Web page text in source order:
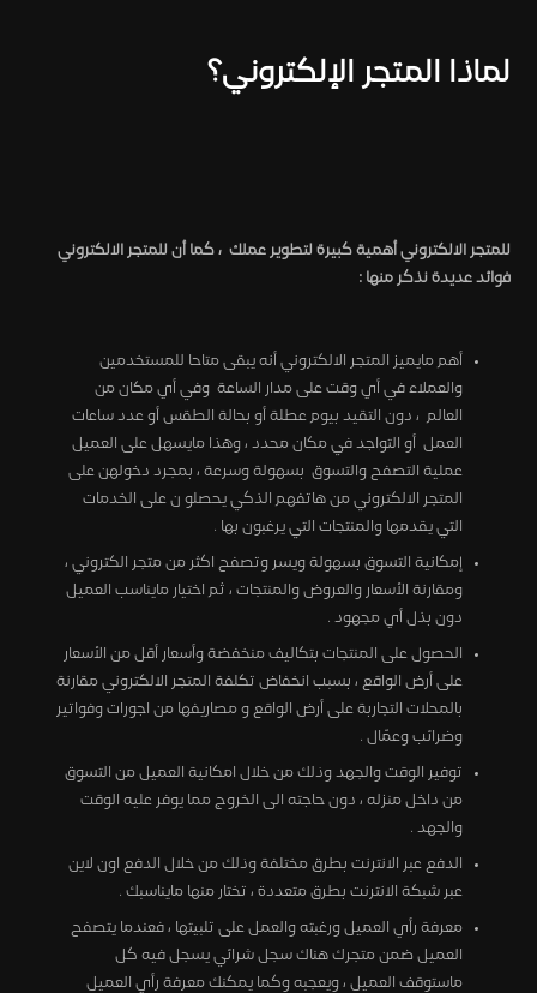
لماذا المتجر الإلكتروني؟
للمتجر الالكتروني أهمية كبيرة لتطوير عملك ، كما أن للمتجر الالكتروني
فوائد عديدة نذكر منها :
أهم مايميز المتجر الالكتروني أنه يبقى متاحا للمستخدمين
والعملاء في أي وقت على مدار الساعة وفي أي مكان من
العالم ، دون التقيد بيوم عطلة أو بحالة الطقس أو عدد ساعات
العمل أو التواجد في مكان محدد ، وهذا مايسهل على العميل
عملية التصفح والتسوق بسهولة وسرعة ، بمجرد دخولهن على
المتجر الالكتروني من هاتفهم الذكي يحصلو ن على الخدمات
التي يقدمها والمنتجات التي يرغبون بها .
إمكانية التسوق بسهولة ويسر وتصفح اكثر من متجر الكتروني ،
ومقارنة الأسعار والعروض والمنتجات ، ثم اختيار مايناسب العميل
دون بذل أي مجهود .
الحصول على المنتجات بتكاليف منخفضة وأسعار أقل من الأسعار
على أرض الواقع ، بسبب انخفاض تكلفة المتجر الالكتروني مقارنة
بالمحلات التجاربة على أرض الواقع و مصاريفها من اجورات وفواتير
وضرائب وعمّال .
توفير الوقت والجهد وذلك من خلال امكانية العميل من التسوق
من داخل منزله ، دون حاجته الى الخروج مما يوفر عليه الوقت
والجهد .
الدفع عبر الانترنت بطرق مختلفة وذلك من خلال الدفع اون لاين
عبر شبكة الانترنت بطرق متعددة ، تختار منها مايناسبك .
معرفة رأي العميل ورغبته والعمل على تلبيتها ، فعندما يتصفح
العميل ضمن متجرك هناك سجل شرائي يسجل فيه كل
ماستوقف العميل ، ويعجبه وكما يمكنك معرفة رأي العميل